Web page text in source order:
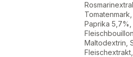
Paprika 5,7%,
Maltodextrin,